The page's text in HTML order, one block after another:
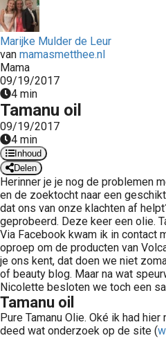
Marijke Mulder de Leur
van mamasmetthee.nl
Mama
09/19/2017
4 min
Tamanu oil
09/19/2017
4 min
Inhoud
Delen
Herinner je je nog de problemen
en de zoektocht naar een
dat ons van onze klachten af
geprobeerd. Deze keer een olie.
Via Facebook kwam ik in contact
oproep om de producten van
je ons kent, dat doen we niet
of beauty blog. Maar na wat
Nicolette besloten we toch een
Tamanu oil
Pure Tamanu Olie. Oké ik had
deed wat onderzoek op de site (
de
Hierdoor
website-
van